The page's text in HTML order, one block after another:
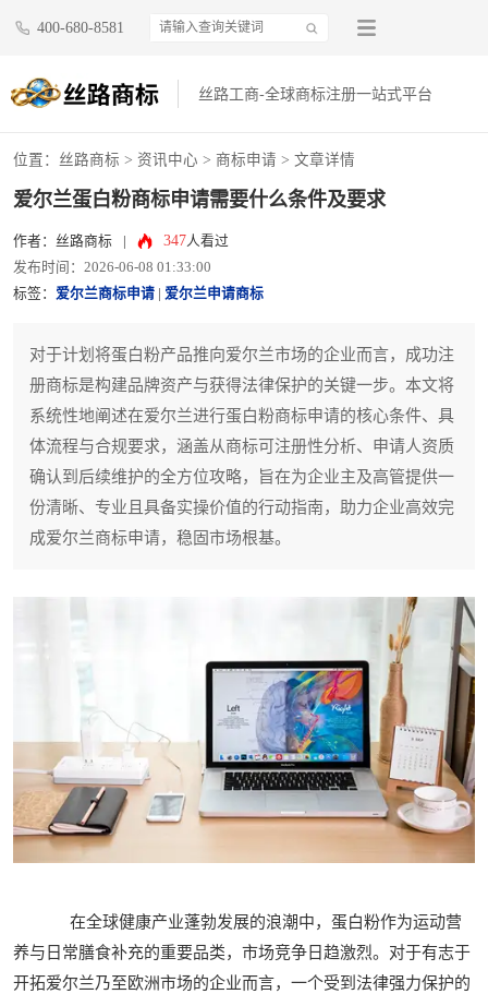
400-680-8581
丝路工商-全球商标注册一站式平台
位置： 丝路商标 > 资讯中心 > 商标申请 > 文章详情
爱尔兰蛋白粉商标申请需要什么条件及要求
作者：丝路商标 347人看过
发布时间：2026-06-08 01:33:00
标签： 爱尔兰商标申请 爱尔兰申请商标
对于计划将蛋白粉产品推向爱尔兰市场的企业而言，成功注
册商标是构建品牌资产与获得法律保护的关键一步。本文将
系统性地阐述在爱尔兰进行蛋白粉商标申请的核心条件、具
体流程与合规要求，涵盖从商标可注册性分析、申请人资质
确认到后续维护的全方位攻略，旨在为企业主及高管提供一
份清晰、专业且具备实操价值的行动指南，助力企业高效完
成爱尔兰商标申请，稳固市场根基。
在全球健康产业蓬勃发展的浪潮中，蛋白粉作为运动营
养与日常膳食补充的重要品类，市场竞争日趋激烈。对于有志于
开拓爱尔兰乃至欧洲市场的企业而言，一个受到法律强力保护的